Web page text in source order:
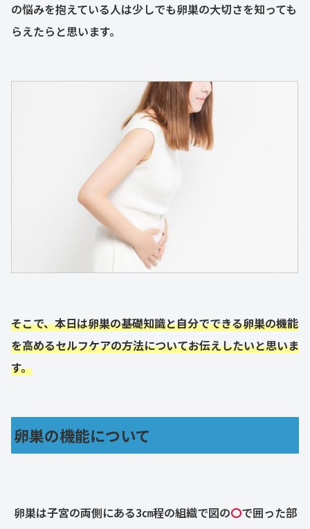
の悩みを抱えている人は少しでも卵巣の大切さを知っても
らえたらと思います。
そこで、本日は卵巣の基礎知識と自分でできる卵巣の機能
を高めるセルフケアの方法についてお伝えしたいと思いま
す。
卵巣の機能について
卵巣は子宮の両側にある3㎝程の組織で図の〇で囲った部